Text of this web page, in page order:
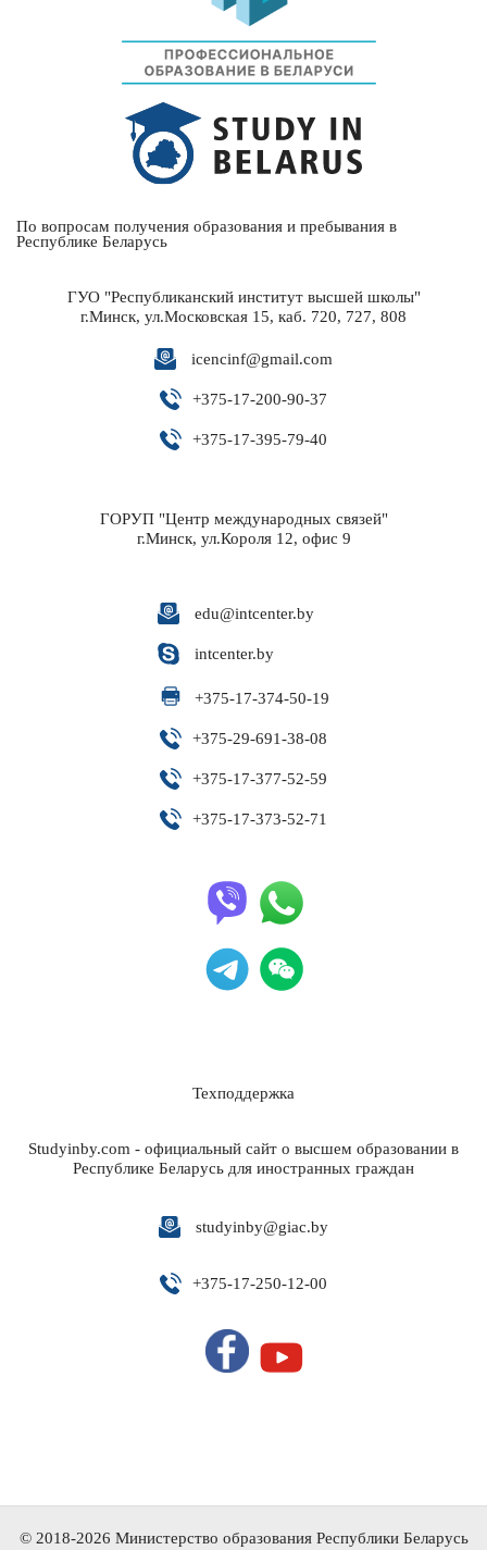
По вопросам получения образования и пребывания в
Республике Беларусь
ГУО "Республиканский институт высшей школы"
г.Минск, ул.Московская 15, каб. 720, 727, 808
icencinf@gmail.com
+375-17-200-90-37
+375-17-395-79-40
ГОРУП "Центр международных связей"
г.Минск, ул.Короля 12, офис 9
edu@intcenter.by
intcenter.by
+375-17-374-50-19
+375-29-691-38-08
+375-17-377-52-59
+375-17-373-52-71
Техподдержка
Studyinby.com - официальный сайт о высшем образовании в
Республике Беларусь для иностранных граждан
studyinby@giac.by
+375-17-250-12-00
© 2018-2026 Министерство образования Республики Беларусь